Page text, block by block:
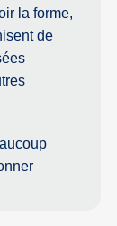
la forme,
de